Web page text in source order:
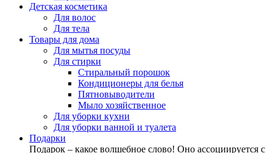
Детская косметика
Для волос
Для тела
Товары для дома
Для мытья посуды
Для стирки
Стиральный порошок
Кондиционеры для белья
Пятновыводители
Мыло хозяйственное
Для уборки кухни
Для уборки ванной и туалета
Подарки
Подарок – какое волшебное слово! Оно ассоциируется с